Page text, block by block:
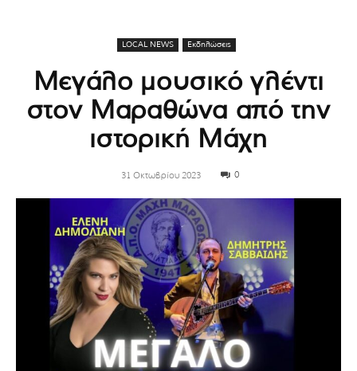
LOCAL NEWS Εκδηλώσεις
Μεγάλο μουσικό γλέντι
στον Μαραθώνα από την
ιστορική Μάχη
31 Οκτωβρίου 2023 0